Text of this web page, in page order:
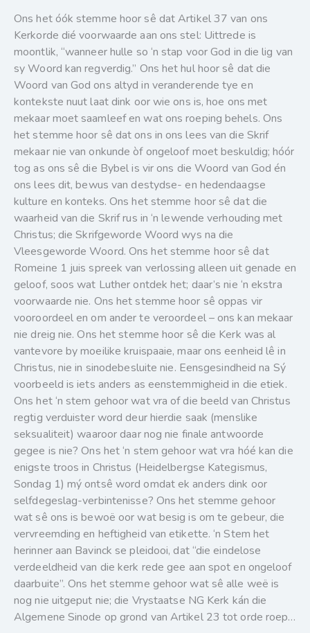
Ons het óók stemme hoor sê dat Artikel 37 van ons
Kerkorde dié voorwaarde aan ons stel: Uittrede is
moontlik, “wanneer hulle so ‘n stap voor God in die lig van
sy Woord kan regverdig.” Ons het hul hoor sê dat die
Woord van God ons altyd in veranderende tye en
kontekste nuut laat dink oor wie ons is, hoe ons met
mekaar moet saamleef en wat ons roeping behels. Ons
het stemme hoor sê dat ons in ons lees van die Skrif
mekaar nie van onkunde òf ongeloof moet beskuldig; hóór
tog as ons sê die Bybel is vir ons die Woord van God én
ons lees dit, bewus van destydse- en hedendaagse
kulture en konteks. Ons het stemme hoor sê dat die
waarheid van die Skrif rus in ‘n lewende verhouding met
Christus; die Skrifgeworde Woord wys na die
Vleesgeworde Woord. Ons het stemme hoor sê dat
Romeine 1 juis spreek van verlossing alleen uit genade en
geloof, soos wat Luther ontdek het; daar’s nie ‘n ekstra
voorwaarde nie. Ons het stemme hoor sê oppas vir
vooroordeel en om ander te veroordeel – ons kan mekaar
nie dreig nie. Ons het stemme hoor sê die Kerk was al
vantevore by moeilike kruispaaie, maar ons eenheid lê in
Christus, nie in sinodebesluite nie. Eensgesindheid na Sý
voorbeeld is iets anders as eenstemmigheid in die etiek.
Ons het ‘n stem gehoor wat vra of die beeld van Christus
regtig verduister word deur hierdie saak (menslike
seksualiteit) waaroor daar nog nie finale antwoorde
gegee is nie? Ons het ‘n stem gehoor wat vra hóé kan die
enigste troos in Christus (Heidelbergse Kategismus,
Sondag 1) mý ontsê word omdat ek anders dink oor
selfdegeslag-verbintenisse? Ons het stemme gehoor
wat sê ons is bewoë oor wat besig is om te gebeur, die
vervreemding en heftigheid van etikette. ‘n Stem het
herinner aan Bavinck se pleidooi, dat “die eindelose
verdeeldheid van die kerk rede gee aan spot en ongeloof
daarbuite”. Ons het stemme gehoor wat sê alle weë is
nog nie uitgeput nie; die Vrystaatse NG Kerk kán die
Algemene Sinode op grond van Artikel 23 tot orde roep…